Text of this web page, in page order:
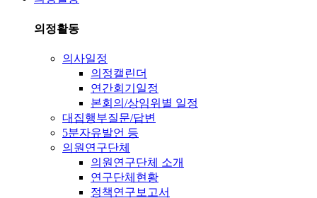
의정활동
의사일정
의정캘린더
연간회기일정
본회의/상임위별 일정
대집행부질문/답변
5분자유발언 등
의원연구단체
의원연구단체 소개
연구단체현황
정책연구보고서